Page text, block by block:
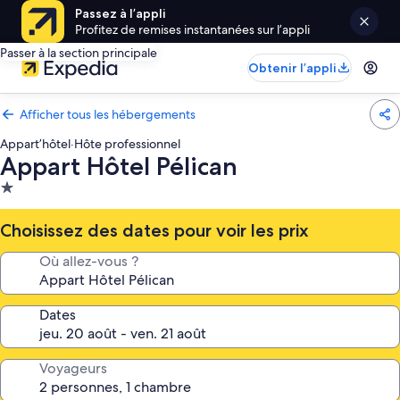
Passez à l’appli
Profitez de remises instantanées sur l’appli
Passer à la section principale
Obtenir l’appli
Afficher tous les hébergements
Appart’hôtel·Hôte professionnel
Appart Hôtel Pélican
Hébergement
1.0 étoile
Choisissez des dates pour voir les prix
Où allez-vous ?
Dates
Voyageurs